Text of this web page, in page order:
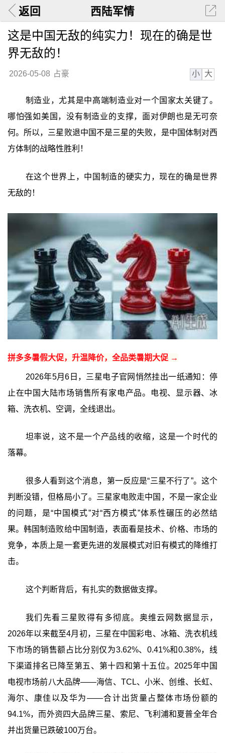
返回 西陆军情
这是中国无敌的纯实力！现在的确是世
界无敌的！
2026-05-08 占豪 小 大
制造业，尤其是中高端制造业对一个国家太关键了。
哪怕强如美国，没有制造业的支撑，面对伊朗也是无可奈
何。所以，三星败退中国不是三星的失败，是中国体制对西
方体制的战略性胜利！
在这个世界上，中国制造的硬实力，现在的确是世界
无敌的！
拼多多暑假大促，升温降价，全品类暑期大促 →
2026年5月6日，三星电子官网悄然挂出一纸通知：停
止在中国大陆市场销售所有家电产品。电视、显示器、冰
箱、洗衣机、空调，全线退出。
坦率说，这不是一个产品线的收缩，这是一个时代的
落幕。
很多人看到这个消息，第一反应是“三星不行了”。这个
判断没错，但格局小了。三星家电败走中国，不是一家企业
的问题，是“中国模式”对“西方模式”体系性碾压的必然结
果。韩国制造败给中国制造，表面看是技术、价格、市场的
竞争，本质上是一套更先进的发展模式对旧有模式的降维打
击。
这个判断背后，有扎实的数据做支撑。
我们先看三星败得有多彻底。奥维云网数据显示，
2026年以来截至4月初，三星在中国彩电、冰箱、洗衣机线
下市场的销售额占比分别仅为3.62%、0.41%和0.38%，线
下渠道排名已降至第五、第十四和第十五位。2025年中国
电视市场前八大品牌——海信、TCL、小米、创维、长虹、
海尔、康佳以及华为——合计出货量占整体市场份额的
94.1%，而外资四大品牌三星、索尼、飞利浦和夏普全年合
并出货量已跌破100万台。